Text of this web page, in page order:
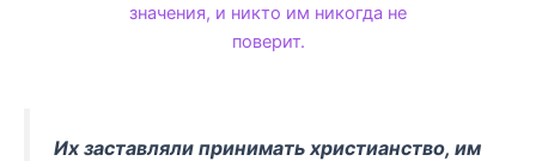
значения, и никто им никогда не
поверит.
Их заставляли принимать христианство, им